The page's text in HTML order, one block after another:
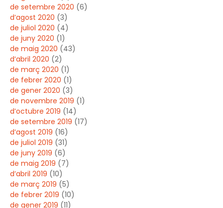
de setembre 2020 (6)
d’agost 2020 (3)
de juliol 2020 (4)
de juny 2020 (1)
de maig 2020 (43)
d’abril 2020 (2)
de març 2020 (1)
de febrer 2020 (1)
de gener 2020 (3)
de novembre 2019 (1)
d’octubre 2019 (14)
de setembre 2019 (17)
d’agost 2019 (16)
de juliol 2019 (31)
de juny 2019 (6)
de maig 2019 (7)
d’abril 2019 (10)
de març 2019 (5)
de febrer 2019 (10)
de gener 2019 (11)